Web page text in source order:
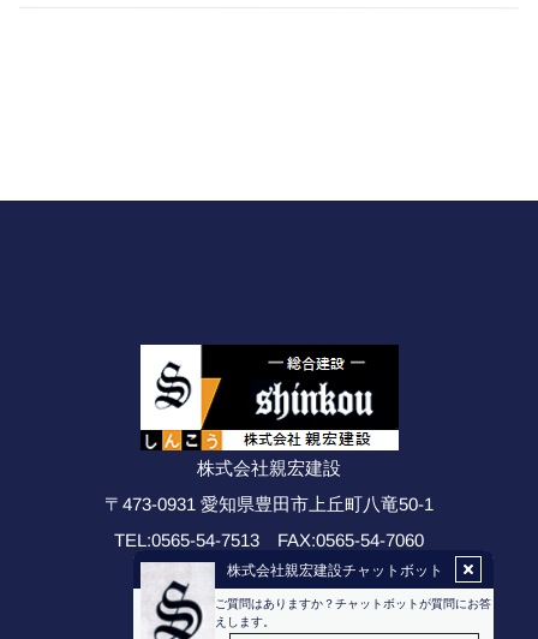
株式会社親宏建設
〒473-0931 愛知県豊田市上丘町八竜50-1
TEL:0565-54-7513 FAX:0565-54-7060